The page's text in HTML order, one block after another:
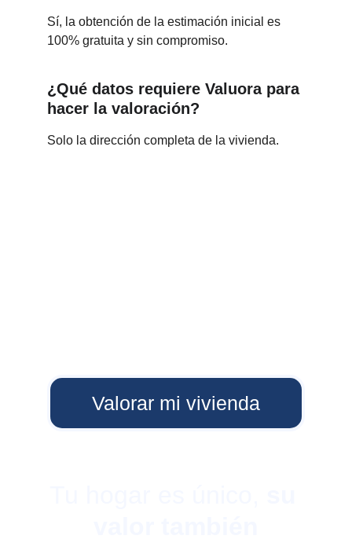
Sí, la obtención de la estimación inicial es
100% gratuita y sin compromiso.
¿Qué datos requiere Valuora para
hacer la valoración?
Solo la dirección completa de la vivienda.
Valorar mi vivienda